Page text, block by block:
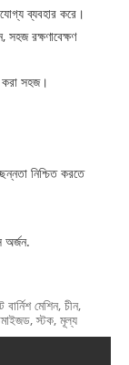
ব্যবহার করে।
সহজ রক্ষণাবেক্ষণ
সহজ।
নিশ্চিত করতে
অর্জন.
মেশিন, চীন,
স্টক, মূল্য